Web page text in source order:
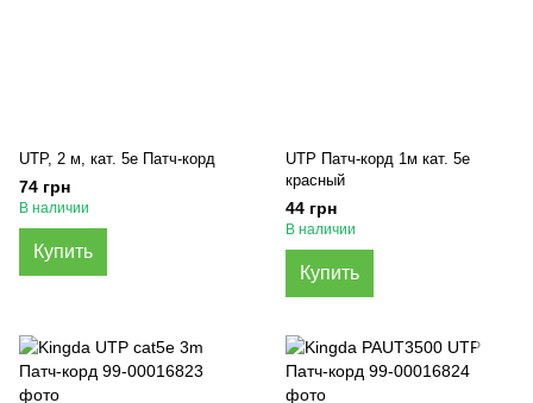
UTP, 2 м, кат. 5e Патч-корд
74 грн
В наличии
Купить
UTP Патч-корд 1м кат. 5e
красный
44 грн
В наличии
Купить